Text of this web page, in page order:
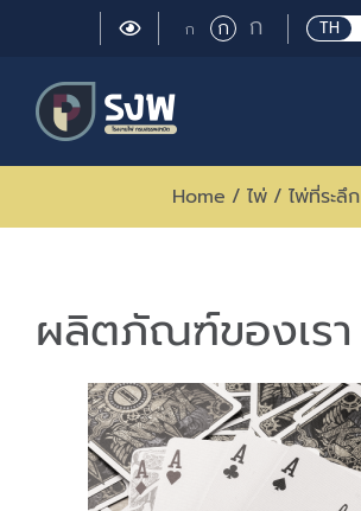
TH
กSmall
กRegular
font
ก Large
font
Home / ไพ่ / ไพ่ที่ระลึก
ผลิตภัณฑ์ของเรา